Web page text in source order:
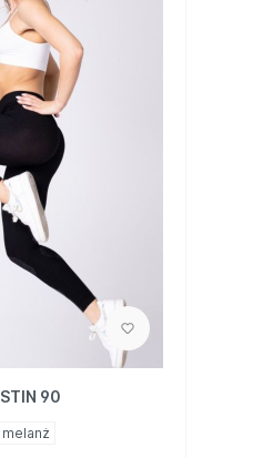
90
melanż